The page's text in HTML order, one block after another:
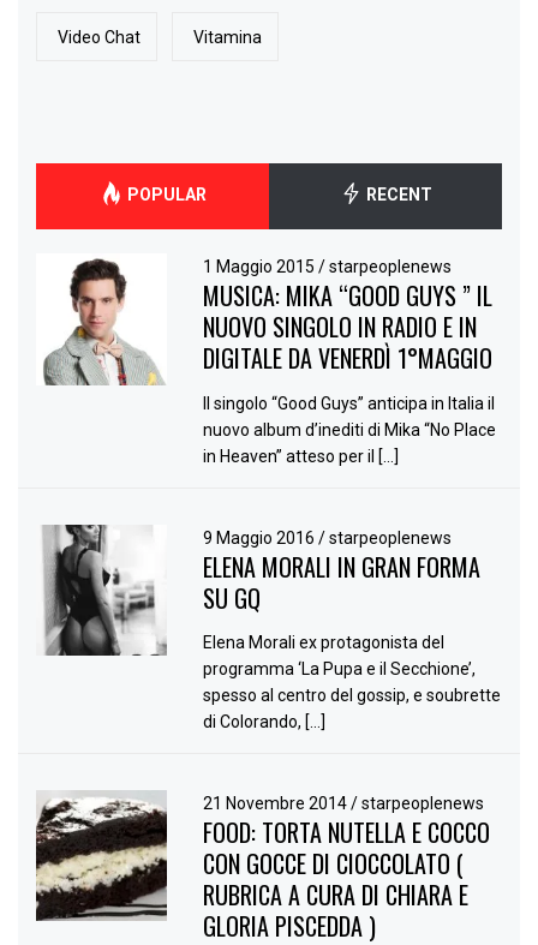
Video Chat Vitamina
POPULAR RECENT
1 Maggio 2015/ starpeoplenews
MUSICA: MIKA “GOOD GUYS ” IL
NUOVO SINGOLO IN RADIO E IN
DIGITALE DA VENERDÌ 1°MAGGIO
Il singolo “Good Guys” anticipa in Italia il
nuovo album d’inediti di Mika “No Place
in Heaven” atteso per il […]
9 Maggio 2016/ starpeoplenews
ELENA MORALI IN GRAN FORMA
SU GQ
Elena Morali ex protagonista del
programma ‘La Pupa e il Secchione’,
spesso al centro del gossip, e soubrette
di Colorando, […]
21 Novembre 2014/ starpeoplenews
FOOD: TORTA NUTELLA E COCCO
CON GOCCE DI CIOCCOLATO (
RUBRICA A CURA DI CHIARA E
GLORIA PISCEDDA )